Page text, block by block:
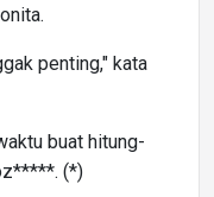
penting," kata
buat hitung-
(*)